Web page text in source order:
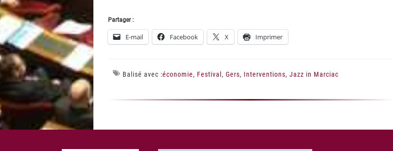
Partager :
E-mail Facebook X Imprimer
Balisé avec :économie, Festival , Gers, Interventions, Jazz in Marciac